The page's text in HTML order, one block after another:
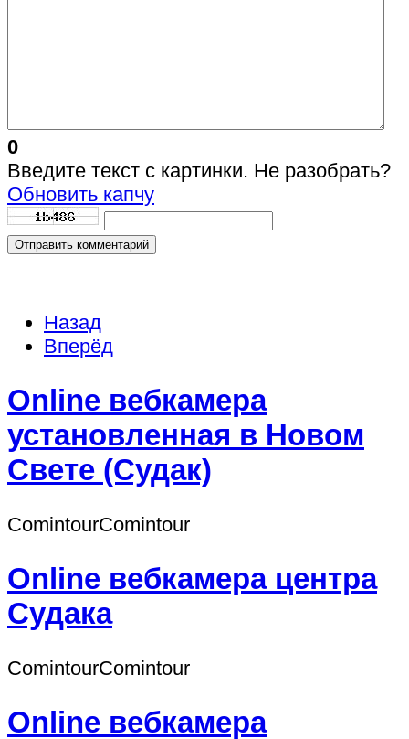
0
Введите текст с картинки. Не разобрать?
Обновить капчу
Отправить комментарий
Назад
Вперёд
Online вебкамера
установленная в Новом
Свете (Судак)
СomintourСomintour
Online вебкамера центра
Судака
СomintourСomintour
Online вебкамера